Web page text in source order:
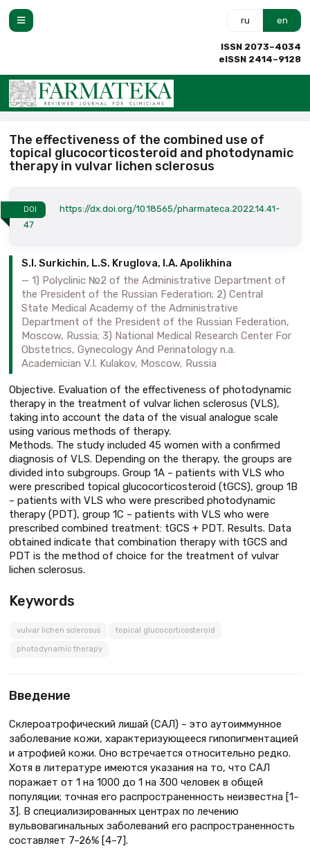
ru en
ISSN 2073–4034
eISSN 2414–9128
The effectiveness of the combined use of
topical glucocorticosteroid and photodynamic
therapy in vulvar lichen sclerosus
DOI
https://dx.doi.org/10.18565/pharmateca.2022.14.41-
47
S.I. Surkichin, L.S. Kruglova, I.A. Apolikhina
1) Polyclinic №2 of the Administrative Department of
the President of the Russian Federation; 2) Central
State Medical Academy of the Administrative
Department of the President of the Russian Federation,
Moscow, Russia; 3) National Medical Research Center For
Obstetrics, Gynecology And Perinatology n.a.
Academician V.I. Kulakov, Moscow, Russia
Objective. Evaluation of the effectiveness of photodynamic
therapy in the treatment of vulvar lichen sclerosus (VLS),
taking into account the data of the visual analogue scale
using various methods of therapy.
Methods. The study included 45 women with a confirmed
diagnosis of VLS. Depending on the therapy, the groups are
divided into subgroups. Group 1A – patients with VLS who
were prescribed topical glucocorticosteroid (tGCS), group 1B
– patients with VLS who were prescribed photodynamic
therapy (PDT), group 1C – patients with VLS who were
prescribed combined treatment: tGCS + PDT. Results. Data
obtained indicate that combination therapy with tGCS and
PDT is the method of choice for the treatment of vulvar
lichen sclerosus.
Keywords
vulvar lichen sclerosus topical glucocorticosteroid
photodynamic therapy
Введение
Склероатрофический лишай (САЛ) – это аутоиммунное
заболевание кожи, характеризующееся гипопигментацией
и атрофией кожи. Оно встречается относительно редко.
Хотя в литературе имеются указания на то, что САЛ
поражает от 1 на 1000 до 1 на 300 человек в общей
популяции; точная его распространенность неизвестна [1–
3]. В специализированных центрах по лечению
вульвовагинальных заболеваний его распространенность
составляет 7–26% [4–7].